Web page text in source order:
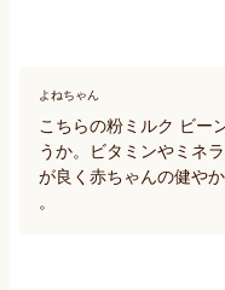
よねちゃん
こちらの粉ミルク ビー
うか。ビタミンやミネ
が良く赤ちゃんの健や
。